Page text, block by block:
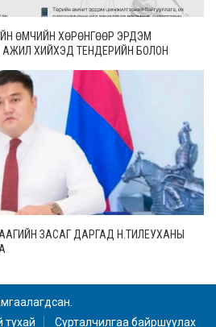
ӨМЧИЙН ХӨРӨНГӨӨР ЭРДЭМ
ХИЙХЭД ТЕНДЕРИЙН БОЛОН
ЗАСАГ ДАРГАД Н.ТИЛЕУХАНЫ
тухай
Сурталчилгаа байршуулах